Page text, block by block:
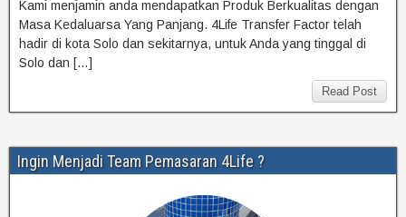
Kami menjamin anda mendapatkan Produk Berkualitas dengan
Masa Kedaluarsa Yang Panjang. 4Life Transfer Factor telah
hadir di kota Solo dan sekitarnya, untuk Anda yang tinggal di
Solo dan […]
Read Post
Ingin Menjadi Team Pemasaran 4Life ?